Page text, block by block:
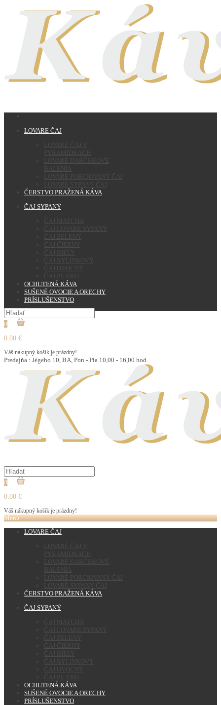
LOVARE ČAJ
LOVARÉ ČAJ V
PYRAMÍDKACH
LOVARÉ DARČEKOVÉ
BALENIA
LOVARÉ PORCIOVANÝ ČAJ
LOVARÉ SYPANÝ ČAJ
ČERSTVO PRAŽENÁ KÁVA
ČAJ SYPANÝ
ČAJ MATCHA
ČAJ LOVARE SYPANÝ
ČAJ ZELENÝ
ČAJ ČIERNY
ČAJ BIELY
ČAJ BYLINKOVÝ
ČAJ OVOCNÝ
ČAJ PU ERH
OCHUTENÁ KÁVA
SUŠENÉ OVOCIE A ORECHY
PRÍSLUŠENSTVO
0
0.00 €
Váš nákupný košík je prázdny!
Predajňa : Jégeho 10, BA, Pon - Pia 10,00 - 16,00 hod.
0
0.00 €
Váš nákupný košík je prázdny!
Menu
LOVARE ČAJ
LOVARÉ ČAJ V
PYRAMÍDKACH
LOVARÉ DARČEKOVÉ
BALENIA
LOVARÉ PORCIOVANÝ ČAJ
LOVARÉ SYPANÝ ČAJ
ČERSTVO PRAŽENÁ KÁVA
ČAJ SYPANÝ
ČAJ MATCHA
ČAJ LOVARE SYPANÝ
ČAJ ZELENÝ
ČAJ ČIERNY
ČAJ BIELY
ČAJ BYLINKOVÝ
ČAJ OVOCNÝ
ČAJ PU ERH
OCHUTENÁ KÁVA
SUŠENÉ OVOCIE A ORECHY
PRÍSLUŠENSTVO